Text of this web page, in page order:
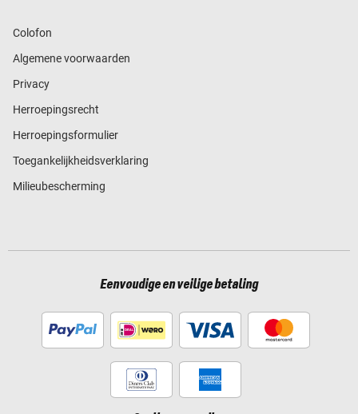
Colofon
Algemene voorwaarden
Privacy
Herroepingsrecht
Herroepingsformulier
Toegankelijkheidsverklaring
Milieubescherming
Eenvoudige en veilige betaling